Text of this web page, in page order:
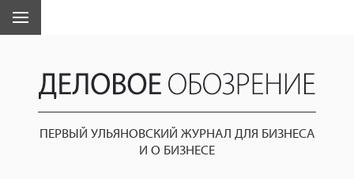
ПЕРВЫЙ УЛЬЯНОВСКИЙ ЖУРНАЛ ДЛЯ БИЗНЕСА
И О БИЗНЕСЕ